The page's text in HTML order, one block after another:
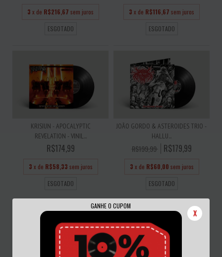
GANHE O CUPOM
X
3 x de R$216,67 sem juros
ESGOTADO
3 x de R$116,67 sem juros
ESGOTADO
KRISIUN - APOCALYPTIC
REVELATION - VINIL...
R$174,99
3 x de R$58,33 sem juros
ESGOTADO
JOÃO GORDO & ASTEROIDES TRIO -
HALLU...
R$199,99 R$179,99
3 x de R$60,00 sem juros
ESGOTADO